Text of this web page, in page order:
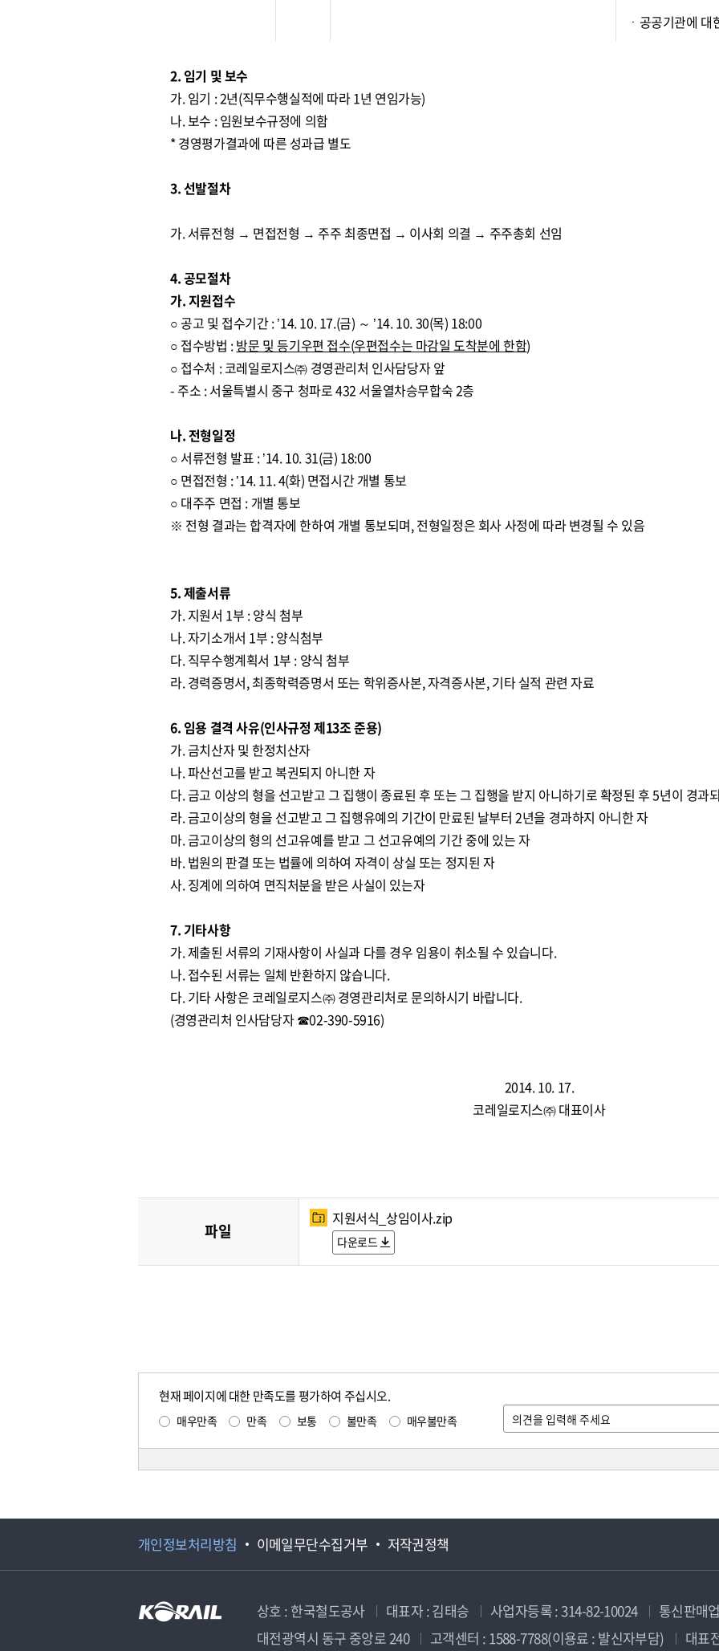
ㆍ공공기관에
2. 임기 및 보수
가. 임기 : 2년(직무수행실적에 따라 1년 연임가능)
나. 보수 : 임원보수규정에 의함
* 경영평가결과에 따른 성과급 별도
3. 선발절차
가. 서류전형 → 면접전형 → 주주 최종면접 → 이사회 의결 → 주주총회 선임
4. 공모절차
가. 지원접수
○ 공고 및 접수기간 : ’14. 10. 17.(금) ～ ’14. 10. 30(목) 18:00
○ 접수방법 :방문 및 등기우편 접수(우편접수는 마감일 도착분에 한함)
○ 접수처 : 코레일로지스㈜ 경영관리처 인사담당자 앞
- 주소 : 서울특별시 중구 청파로 432 서울열차승무합숙 2층
나. 전형일정
○ 서류전형 발표 : ’14. 10. 31(금) 18:00
○ 면접전형 : ’14. 11. 4(화) 면접시간 개별 통보
○ 대주주 면접 : 개별 통보
※ 전형 결과는 합격자에 한하여 개별 통보되며, 전형일정은 회사 사정에 따라 변경될 수 있음
5. 제출서류
가. 지원서 1부 : 양식 첨부
나. 자기소개서 1부 : 양식첨부
다. 직무수행계획서 1부 : 양식 첨부
라. 경력증명서, 최종학력증명서 또는 학위증사본, 자격증사본, 기타 실적 관련 자료
6. 임용 결격 사유(인사규정 제13조 준용)
가. 금치산자 및 한정치산자
나. 파산선고를 받고 복권되지 아니한 자
다. 금고 이상의 형을 선고받고 그 집행이 종료된 후 또는 그 집행을 받지 아니하기로 확정된 후 5년이 경과
라. 금고이상의 형을 선고받고 그 집행유예의 기간이 만료된 날부터 2년을 경과하지 아니한 자
마. 금고이상의 형의 선고유예를 받고 그 선고유예의 기간 중에 있는 자
바. 법원의 판결 또는 법률에 의하여 자격이 상실 또는 정지된 자
사. 징계에 의하여 면직처분을 받은 사실이 있는자
7. 기타사항
가. 제출된 서류의 기재사항이 사실과 다를 경우 임용이 취소될 수 있습니다.
나. 접수된 서류는 일체 반환하지 않습니다.
다. 기타 사항은 코레일로지스㈜ 경영관리처로 문의하시기 바랍니다.
(경영관리처 인사담당자 ☎02-390-5916)
2014. 10. 17.
코레일로지스㈜ 대표이사
파일
지원서식_상임이사.zip
다운로드
현재 페이지에 대한 만족도를 평가하여 주십시오.
매우만족 만족 보통 불만족 매우불만족
개인정보처리방침 이메일무단수집거부 저작권정책
상호 : 한국철도공사 대표자 : 김태승 사업자등록 : 314-82-10024
통신판매
대전광역시 동구 중앙로 240
고객센터 : 1588-7788(이용료 : 발신자부담) 대표